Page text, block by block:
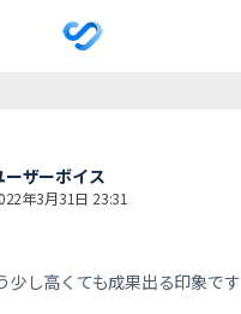
ーザーボイス
年3月31日 23:31
し高くても成果出る印象です